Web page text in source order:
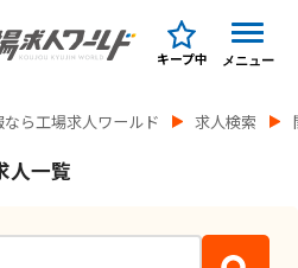
キープ中 メニュー
ら工場求人ワールド 求人検索
人一覧